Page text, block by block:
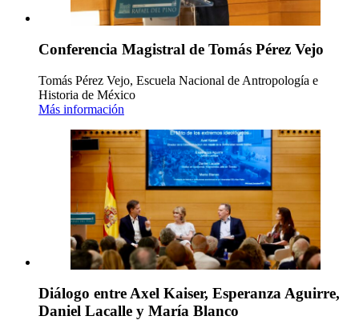
Conferencia Magistral de Tomás Pérez Vejo
Tomás Pérez Vejo, Escuela Nacional de Antropología e
Historia de México
Más información
Diálogo entre Axel Kaiser, Esperanza Aguirre,
Daniel Lacalle y María Blanco